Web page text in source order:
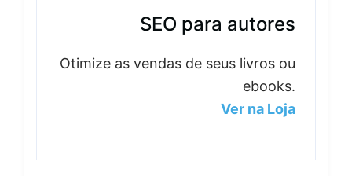
SEO para autores
Otimize as vendas de seus livros ou
ebooks.
Ver na Loja